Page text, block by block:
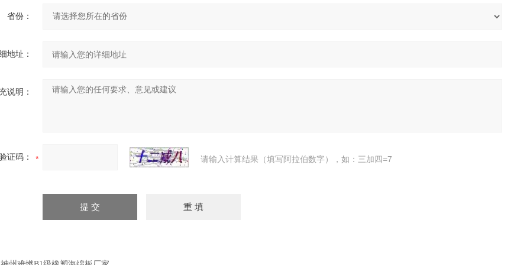
省份：
地址：
说明：
证码： 请输入计算结果（填写阿拉伯数字），如：三加四=7